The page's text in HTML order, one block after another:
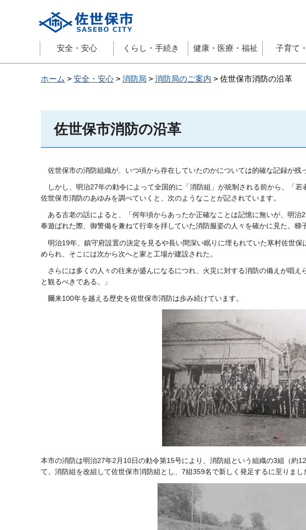
佐世保市
安全・安心 くらし・手続き 健康・医療・福祉 子育て
ホーム > 安全・安心 > 消防局 > 消防局のご案内 > 佐世保市消防の沿革
佐世保市消防の沿革
佐世保市の消防組織が、いつ頃から存在していたのかについては的確な記録が残
しかし、明治27年の勅令によって全国的に「消防組」が統制される前から、「
佐世保市消防のあゆみを調べていくと、次のようなことが記されています。
ある古老の話によると、「何年頃からあったか正確なことは記憶に無いが、明治
奉遊ばれた際、御警備を兼ねて行幸を拝していた消防服姿の人々を確かに見た。梯
明治19年、鎮守府設置の決定を見るや長い間深い眠りに埋もれていた寒村佐世保
められ、そこには次から次へと家と工場が建設された。
さらには多くの人々の往来が盛んになるにつれ、火災に対する消防の備えが唱え
と観るべきである。」
爾来100年を越える歴史を佐世保市消防は歩み続けています。
本市の消防は明治27年2月10日の勅令第15号により、消防組という組織の3組（約
て、消防組を改組して佐世保市消防組とし、7組359名で新しく発足するに至りまし